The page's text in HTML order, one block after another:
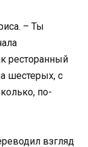
– Ты
ресторанный
шестерых, с
по-
взгляд